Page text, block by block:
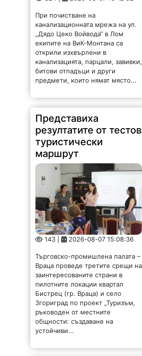
При почистване на
канализационната мрежа на ул.
„Дядо Цеко Войвода“ в Лом
екипите на ВиК-Монтана са
открили изхвърлени в
канализацията, парцали, завивки,
битови отпадъци и други
предмети, които нямат място...
Представиха
резултатите от тестов
туристически
маршрут
143 | 2026-08-07 15:08:36
Търговско-промишлена палата –
Враца проведе третите срещи на
заинтересованите страни в
пилотните локации квартал
Бистрец (гр. Враца) и село
Згориград по проект „Туризъм,
ръководен от местните
общности: създаване на
устойчиви...